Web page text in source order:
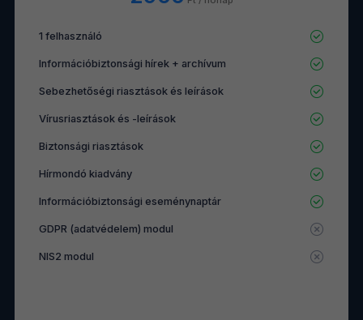
1 felhasználó
Információbiztonsági hírek + archívum
Sebezhetőségi riasztások és leírások
Vírusriasztások és -leírások
Biztonsági riasztások
Hírmondó kiadvány
Információbiztonsági eseménynaptár
GDPR (adatvédelem) modul
NIS2 modul